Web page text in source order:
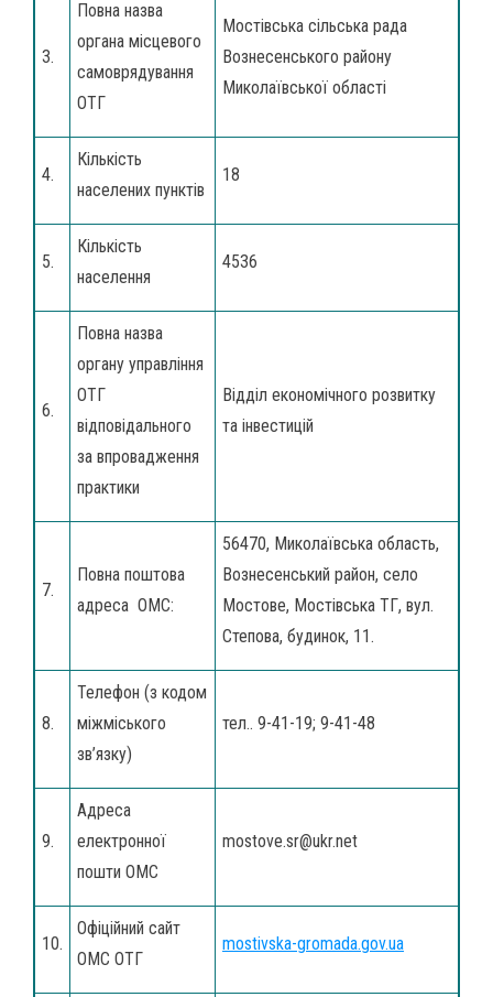
3.
Повна назва
органа місцевого
самоврядування
ОТГ
Мостівська сільська рада
Вознесенського району
Миколаївської області
4.
Кількість
населених пунктів
18
5.
Кількість
населення
4536
6.
Повна назва
органу управління
ОТГ
відповідального
за впровадження
практики
Відділ економічного розвитку
та інвестицій
7.
Повна поштова
адреса ОМС:
56470, Миколаївська область,
Вознесенський район, село
Мостове, Мостівська ТГ, вул.
Степова, будинок, 11.
8.
Телефон (з кодом
міжміського
зв’язку)
тел.. 9-41-19; 9-41-48
9.
Адреса
електронної
пошти ОМС
mostove.sr@ukr.net
10.
Офіційний сайт
ОМС ОТГ
mostivska-gromada.gov.ua